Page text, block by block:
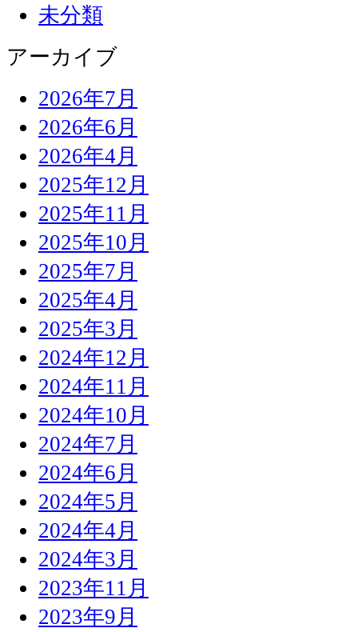
未分類
アーカイブ
2026年7月
2026年6月
2026年4月
2025年12月
2025年11月
2025年10月
2025年7月
2025年4月
2025年3月
2024年12月
2024年11月
2024年10月
2024年7月
2024年6月
2024年5月
2024年4月
2024年3月
2023年11月
2023年9月